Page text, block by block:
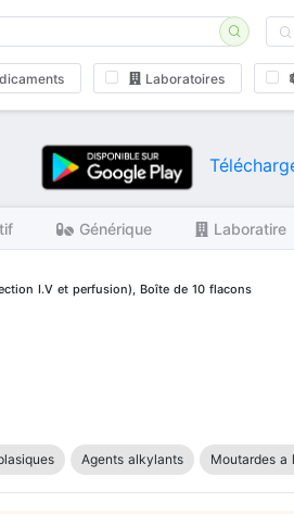
Laboratoires
Générique Laboratire
I.V et perfusion), Boîte de 10 flacons
Agents alkylants Moutardes a